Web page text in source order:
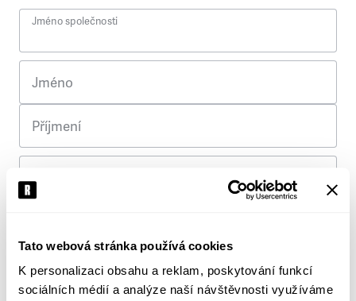
Tato webová stránka používá cookies
K personalizaci obsahu a reklam, poskytování funkcí
sociálních médií a analýze naší návštěvnosti využíváme
Jméno společnosti
Jméno
Příjmení
Ulice
Město